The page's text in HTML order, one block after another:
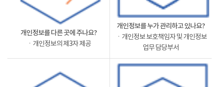
개인정보를 다른 곳에 주나요?
ㆍ개인정보의 제3자 제공
개인정보를 누가 관리하고 있나요?
ㆍ개인정보 보호책임자 및 개인정보
업무 담당부서